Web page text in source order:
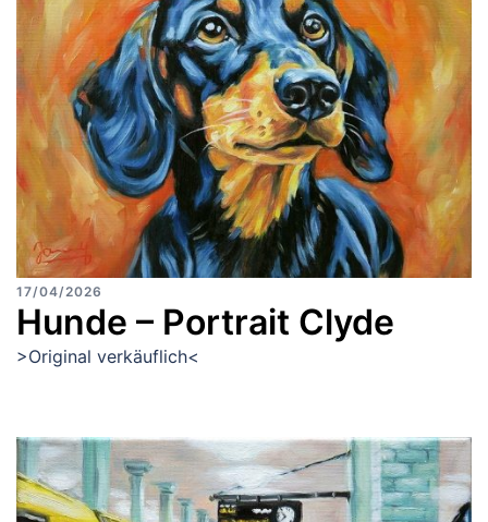
17/04/2026
Hunde – Portrait Clyde
>Original verkäuflich<